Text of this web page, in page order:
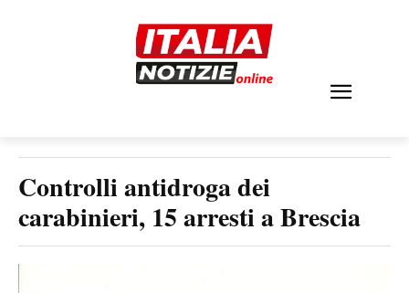
Controlli antidroga dei
carabinieri, 15 arresti a Brescia